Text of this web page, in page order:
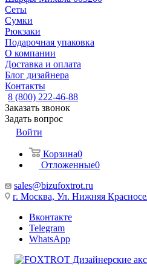
Сеты
Сумки
Рюкзаки
Подарочная упаковка
О компании
Доставка и оплата
Блог дизайнера
Контакты
8 (800) 222-46-88
Заказать звонок
Задать вопрос
Войти
Корзина0
Отложенные0
sales@bizufoxtrot.ru
г. Москва, Ул. Нижняя
Вконтакте
Telegram
WhatsApp